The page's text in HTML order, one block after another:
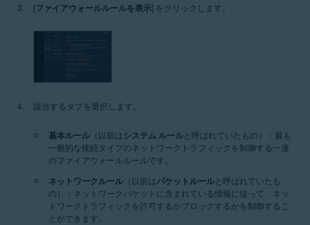
[ファイアウォールルールを表示] をクリックします。
該当するタブを選択します。
基本ルール （以前はシステム ルールと呼ばれていたもの）：最も
一般的な接続タイプのネットワークトラフィックを制御する一連
のファイアウォールルールです。
ネットワークルール （以前はパケットルールと呼ばれていたも
の）：ネットワークパケットに含まれている情報に従って、ネッ
トワークトラフィックを許可するかブロックするかを制御するこ
とができます。